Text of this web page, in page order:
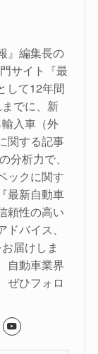
』編集長の
サイト『最
して12年間
でに、新
入車（外
関する記事
分析力で、
ックに関す
最新自動車
頼性の高い
バイス、
届けしま
自動車業界
ぜひフォロ